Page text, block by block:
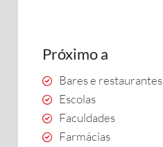
Próximo a
Bares e restaurantes
Escolas
Faculdades
Farmácias